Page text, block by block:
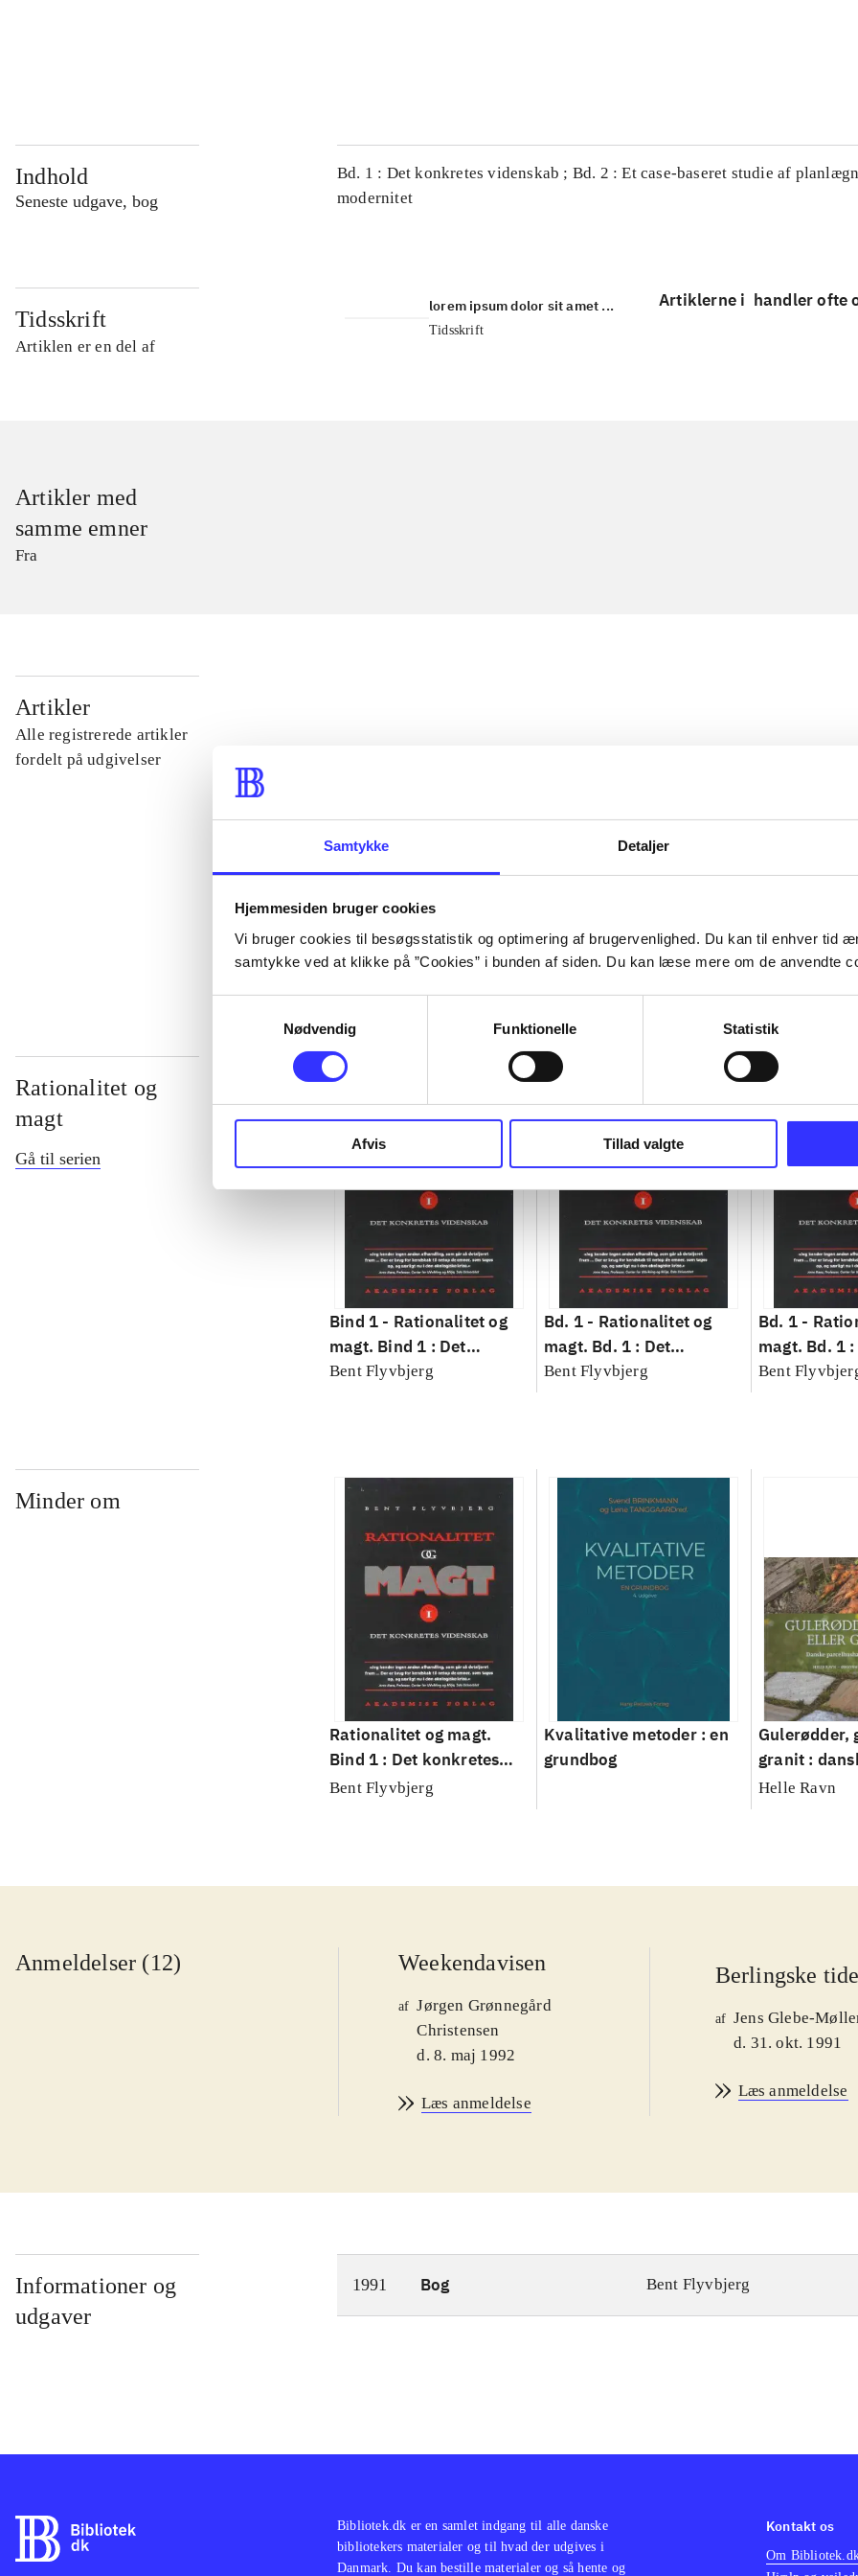
Samtykke Detaljer
Hjemmesiden bruger cookies
Vi bruger cookies til besøgsstatistik og optimering af brugervenlighed. Du kan til enhver tid
samtykke ved at klikke på ”Cookies” i bunden af siden. Du kan læse mere om de anvendte
Nødvendig
Funktionelle Statistik
Afvis Tillad valgte
Indhold
Seneste udgave, bog
Bd. 1 : Det konkretes videnskab ; Bd. 2 : Et case-baseret studie af
modernitet
Tidsskrift
Artiklen er en del af
lorem ipsum dolor sit amet ...
Tidsskrift
Artiklerne i handler ofte
Artikler med
samme emner
Fra
Artikler
Alle registrerede artikler
fordelt på udgivelser
...
...
...
Rationalitet og
magt
Gå til serien
Bind 1 - Rationalitet og
magt. Bind 1 : Det
konkretes videnskab
Bent Flyvbjerg
Bd. 1 - Rationalitet og
magt. Bd. 1 : Det
konkretes videnskab
Bent Flyvbjerg
Bd. 1 -
magt. Bd. 1
konkretes
Bent
Minder om
Rationalitet og magt.
Bind 1 : Det konkretes
videnskab
Bent Flyvbjerg
Kvalitative metoder : en
grundbog
Gulerødder,
granit :
Helle Ravn
Anmeldelser (12) Weekendavisen
af Jørgen Grønnegård
Christensen
d. 8. maj 1992
Læs anmeldelse
Berlingske
af Jens Glebe-
d. 31. okt. 1991
Læs anmeldelse
Informationer og
udgaver
1991 Bog Bent Flyvbjerg
Bibliotek.dk er en samlet indgang til alle danske
bibliotekers materialer og til hvad der udgives i
Danmark. Du kan bestille materialer og så hente og
Kontakt os
Om